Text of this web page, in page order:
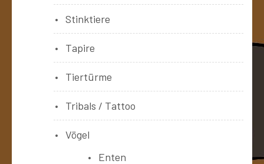
Stinktiere
Tapire
Tiertürme
Tribals / Tattoo
Vögel
Enten